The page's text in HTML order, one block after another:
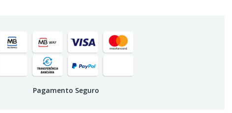
Pagamento Seguro